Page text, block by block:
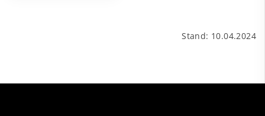
Stand: 10.04.2024